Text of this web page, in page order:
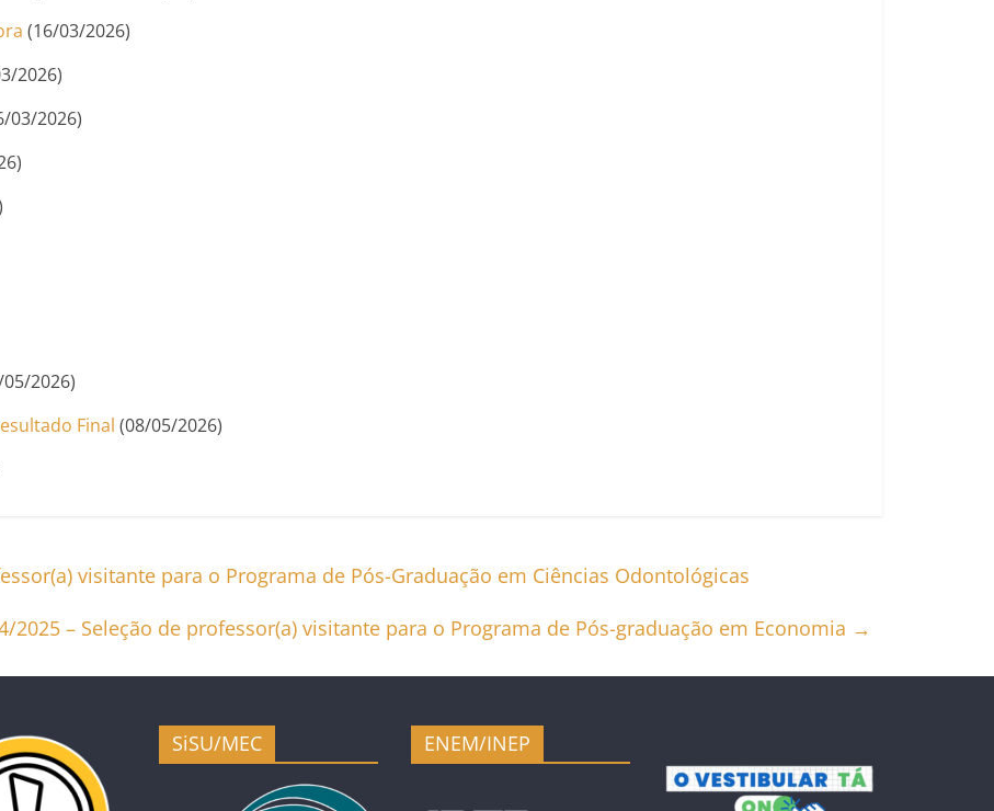
(16/03/2026)
2026)
03/2026)
2026)
Final (08/05/2026)
visitante para o Programa de Pós-Graduação em Ciências Odontológicas
2025 – Seleção de professor(a) visitante para o Programa de Pós-graduação em Economia →
SiSU/MEC ENEM/INEP